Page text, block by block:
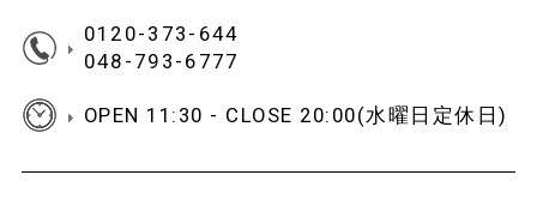
0120-373-644
048-793-6777
OPEN 11:30 - CLOSE 20:00(水曜日定休日)